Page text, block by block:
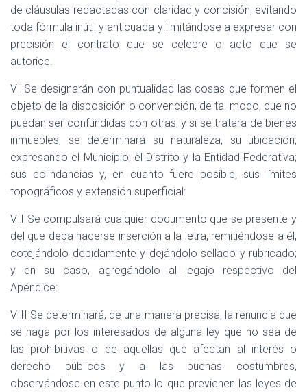
de cláusulas redactadas con claridad y concisión, evitando
toda fórmula inútil y anticuada y limitándose a expresar con
precisión el contrato que se celebre o acto que se
autorice.
VI Se designarán con puntualidad las cosas que formen el
objeto de la disposición o convención, de tal modo, que no
puedan ser confundidas con otras; y si se tratara de bienes
inmuebles, se determinará su naturaleza, su ubicación,
expresando el Municipio, el Distrito y la Entidad Federativa;
sus colindancias y, en cuanto fuere posible, sus límites
topográficos y extensión superficial:
VII Se compulsará cualquier documento que se presente y
del que deba hacerse inserción a la letra, remitiéndose a él,
cotejándolo debidamente y dejándolo sellado y rubricado;
y en su caso, agregándolo al legajo respectivo del
Apéndice:
VIII Se determinará, de una manera precisa, la renuncia que
se haga por los interesados de alguna ley que no sea de
las prohibitivas o de aquellas que afectan al interés o
derecho públicos y a las buenas costumbres,
observándose en este punto lo que previenen las leyes de